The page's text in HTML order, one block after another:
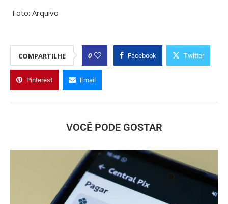
Foto: Arquivo
COMPARTILHE 0 Facebook Twitter
Pinterest Email
VOCÊ PODE GOSTAR